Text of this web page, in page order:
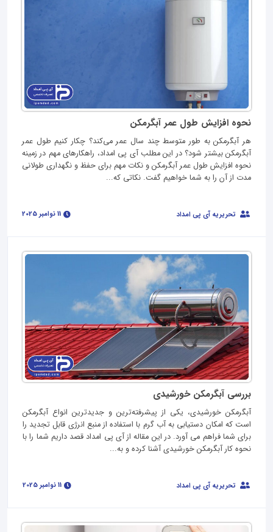
نحوه افزایش طول عمر آبگرمکن
هر آبگرمکن به طور متوسط چند سال عمر می‌کند؟ چکار کنیم طول عمر
آبگرمکن بیشتر شود؟ در این مطلب آی پی امداد، راهکارهای مهم در زمینه
نحوه افزایش طول عمر آبگرمکن و نکات مهم برای حفظ و نگهداری طولانی
مدت از آن را به شما خواهیم گفت. نکاتی که...
تحریریه آی پی امداد
بررسی آبگرمکن خورشیدی
آبگرمکن خورشیدی، یکی از پیشرفته‌ترین و جدیدترین انواع آبگرمکن
است که امکان دستیابی به آب گرم با استفاده از منبع انرژی قابل تجدید را
برای شما فراهم می آورد. در این مقاله از آی پی امداد قصد داریم شما را با
نحوه کار آبگرمکن خورشیدی آشنا کرده و به...
تحریریه آی پی امداد